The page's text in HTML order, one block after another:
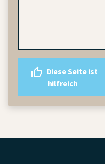
hilfreich